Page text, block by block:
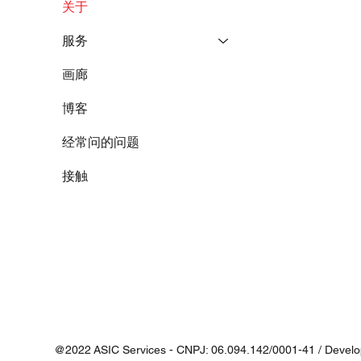
关于
服务
画廊
博客
经常问的问题
接触
@2022 ASIC Services - CNPJ: 06.094.142/0001-41 /